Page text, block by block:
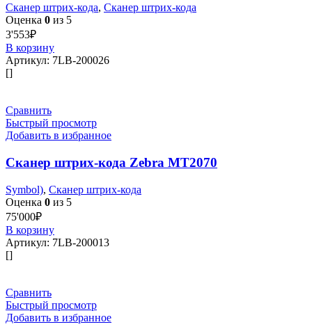
Сканер штрих-кода, Сканер штрих-кода
Оценка 0 из 5
3'553₽
В корзину
Артикул: 7LB-200026
[]
Сравнить
Быстрый просмотр
Добавить в избранное
Сканер штрих-кода Zebra MT2070
Symbol), Сканер штрих-кода
Оценка 0 из 5
75'000₽
В корзину
Артикул: 7LB-200013
[]
Сравнить
Быстрый просмотр
Добавить в избранное